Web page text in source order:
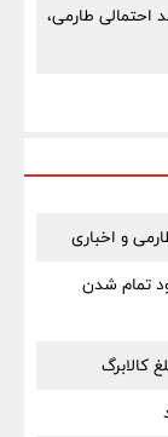
احتمالی طارمی،
و اخباری
تمام شدن